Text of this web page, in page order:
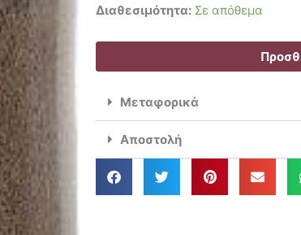
Διαθεσιμότητα: Σε απόθεμα
Espiel
Γυάλινο
5x5x15.5cm
KLA205K6
ποσότητα
Μεταφορικά
Αποστολή